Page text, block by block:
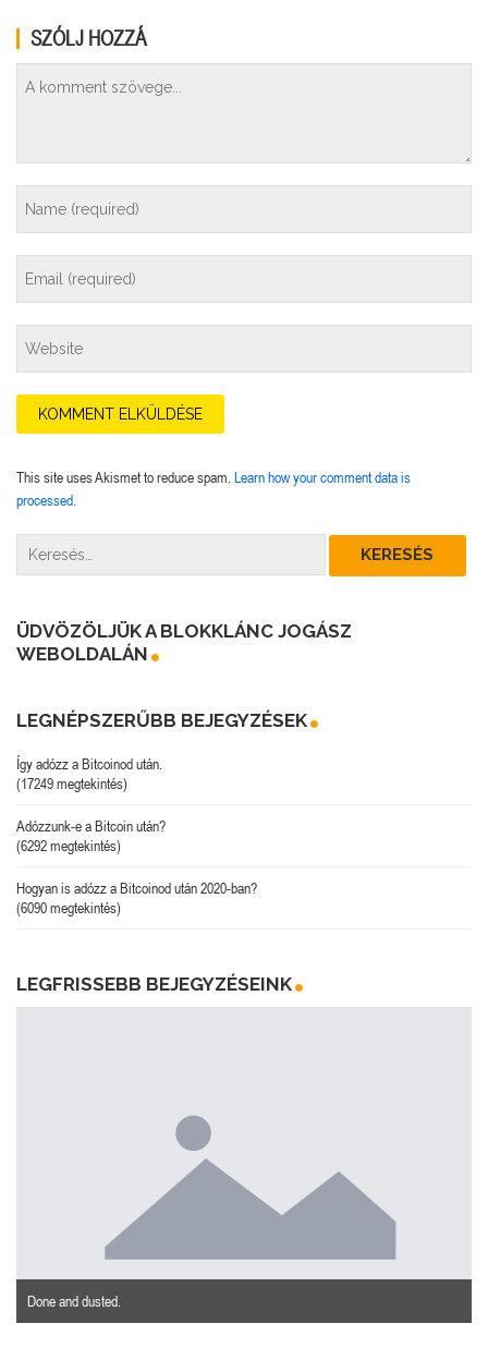
SZÓLJ HOZZÁ
This site uses Akismet to reduce spam.Learn how your comment data is
processed.
ÜDVÖZÖLJÜK A BLOKKLÁNC JOGÁSZ
WEBOLDALÁN
LEGNÉPSZERŰBB BEJEGYZÉSEK
Így adózz a Bitcoinod után.
(17249 megtekintés)
Adózzunk-e a Bitcoin után?
(6292 megtekintés)
Hogyan is adózz a Bitcoinod után 2020-ban?
(6090 megtekintés)
LEGFRISSEBB BEJEGYZÉSEINK
Done and dusted.